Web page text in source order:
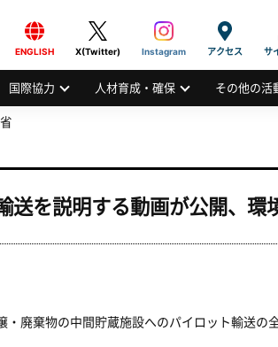
INC.
ENGLISH X(Twitter) Instagram アクセス サ
国際協力 人材育成・確保 その他の活
送を説明する動画が公開、環
廃棄物の中間貯蔵施設へのパイロット輸送の